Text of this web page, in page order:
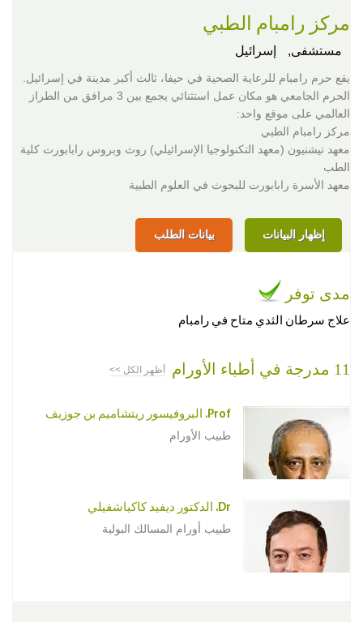
مركز رامبام الطبي
مستشفى, إسرائيل
يقع حرم رامبام للرعاية الصحية في حيفا، ثالث أكبر مدينة في إسرائيل.
الحرم الجامعي هو مكان عمل استثنائي يجمع بين 3 مرافق من الطراز
العالمي على موقع واحد:
مركز رامبام الطبي
معهد تيشنيون (معهد التكنولوجيا الإسرائيلي) روث وبروس رابابورت كلية
الطب
معهد الأسرة رابابورت للبحوث في العلوم الطبية
إظهار البيانات بيانات الطلب
مدى توفر
علاج سرطان الثدي متاح في رامبام
11 مدرجة في أطباء الأورام أظهر الكل >>
Prof. البروفيسور ريتشاميم بن جوزيف
طبيب الأورام
Dr. الدكتور ديفيد كاكياشفيلي
طبيب أورام المسالك البولية